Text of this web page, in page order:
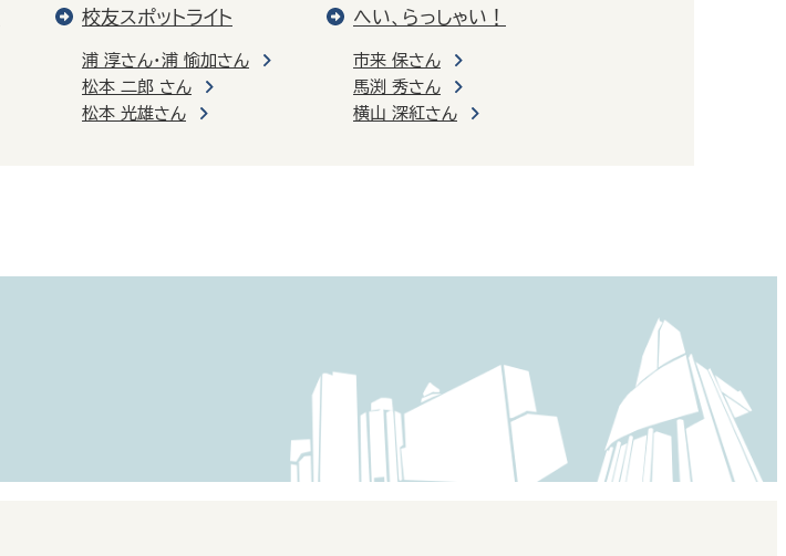
校友スポットライト
浦 淳さん・浦 愉加さん
松本 二郎 さん
松本 光雄さん
へい、らっしゃい！
市来 保さん
馬渕 秀さん
横山 深紅さん